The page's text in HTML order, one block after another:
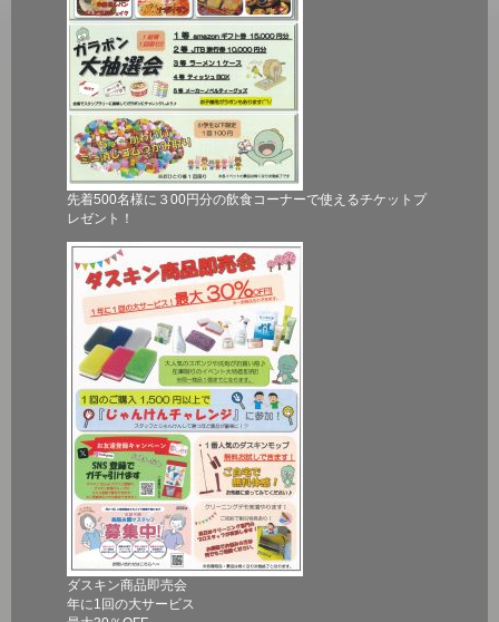
先着500名様に３00円分の飲食コーナーで使えるチケットプ
レゼント！
ダスキン商品即売会
年に1回の大サービス